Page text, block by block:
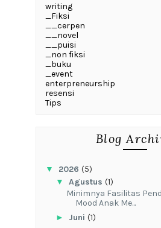
writing
_Fiksi
__cerpen
__novel
__puisi
_non fiksi
_buku
_event
enterpreneurship
resensi
Tips
Blog
▼ 2026 (5)
▼ Agustus (1)
‎Minimnya Fasilitas
Mood Anak Me...
► Juni (1)